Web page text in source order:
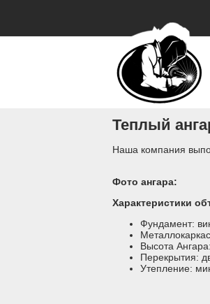
Теплый
Наша компания
Фото ангара:
Характеристики
Фундамент:
Высота
Перекрытия:
Утепление: